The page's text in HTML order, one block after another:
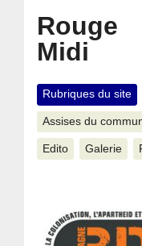
Rouge
Midi
Rubriques du site
Assises du
Edito Galerie